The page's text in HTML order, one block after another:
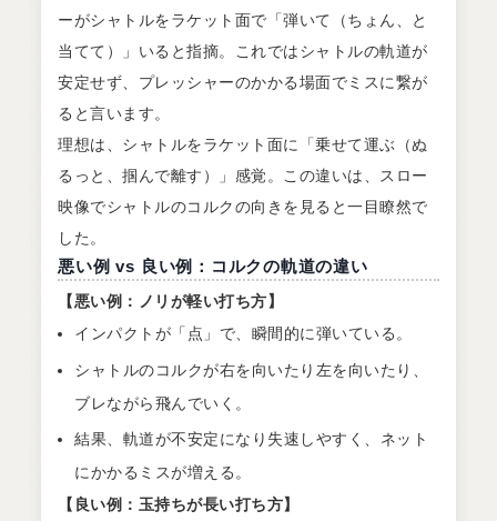
ーがシャトルをラケット面で「弾いて（ちょん、と
当てて）」いると指摘。これではシャトルの軌道が
安定せず、プレッシャーのかかる場面でミスに繋が
ると言います。
理想は、シャトルをラケット面に「乗せて運ぶ（ぬ
るっと、掴んで離す）」感覚。この違いは、スロー
映像でシャトルのコルクの向きを見ると一目瞭然で
した。
悪い例 vs 良い例：コルクの軌道の違い
【悪い例：ノリが軽い打ち方】
インパクトが「点」で、瞬間的に弾いている。
シャトルのコルクが右を向いたり左を向いたり、
ブレながら飛んでいく。
結果、軌道が不安定になり失速しやすく、ネット
にかかるミスが増える。
【良い例：玉持ちが長い打ち方】